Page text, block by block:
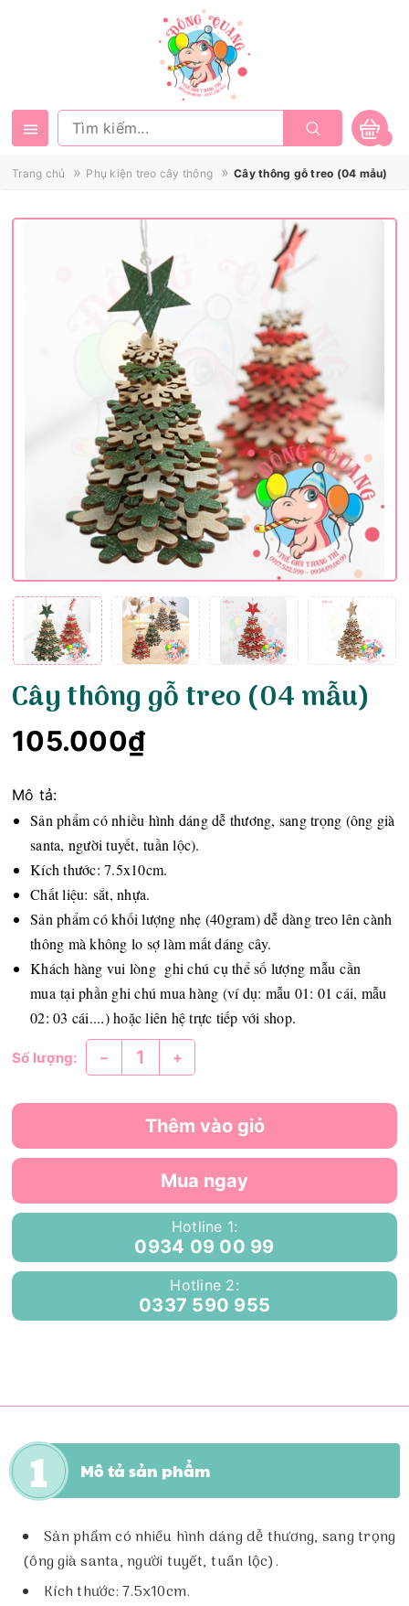
Trang chủ » Phụ kiện treo cây thông » Cây thông gỗ treo (04 mẫu)
Cây thông gỗ treo (04 mẫu)
105.000₫
Mô tả:
Sản phẩm có nhiều hình dáng dễ thương, sang trọng (ông già
santa, người tuyết, tuần lộc).
Kích thước: 7.5x10cm.
Chất liệu: sắt, nhựa.
Sản phẩm có khối lượng nhẹ (40gram) dễ dàng treo lên cành
thông mà không lo sợ làm mất dáng cây.
Khách hàng vui lòng ghi chú cụ thể số lượng mẫu cần
mua tại phần ghi chú mua hàng (ví dụ: mẫu 01: 01 cái, mẫu
02: 03 cái....) hoặc liên hệ trực tiếp với shop.
Số lượng: – +
Thêm vào giỏ
Mua ngay
Hotline 1:
0934 09 00 99
Hotline 2:
0337 590 955
Mô tả sản phẩm
Sản phẩm có nhiều hình dáng dễ thương, sang trọng
(ông già santa, người tuyết, tuần lộc).
Kích thước: 7.5x10cm.